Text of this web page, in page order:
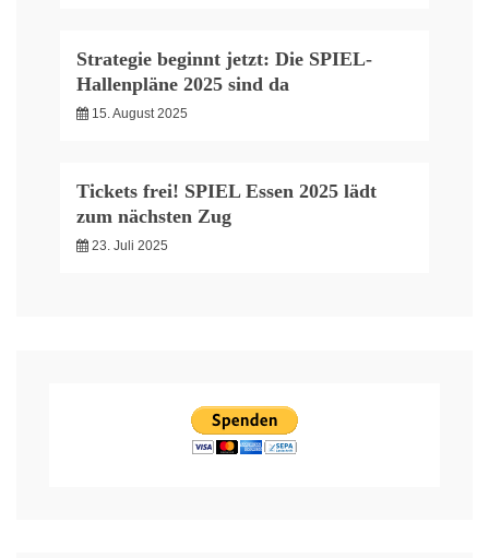
Strategie beginnt jetzt: Die SPIEL-
Hallenpläne 2025 sind da
15. August 2025
Tickets frei! SPIEL Essen 2025 lädt
zum nächsten Zug
23. Juli 2025